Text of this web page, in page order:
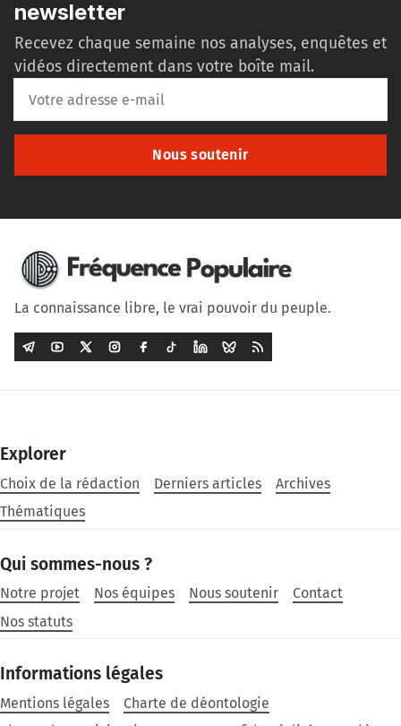
newsletter
Recevez chaque semaine nos analyses, enquêtes et
vidéos directement dans votre boîte mail.
Nous soutenir
La connaissance libre, le vrai pouvoir du peuple.
Explorer
Choix de la rédaction Derniers articles
Archives
Thématiques
Qui sommes-nous ?
Notre projet Nos équipes Nous soutenir
Contact
Nos statuts
Informations légales
Mentions légales
Charte de déontologie